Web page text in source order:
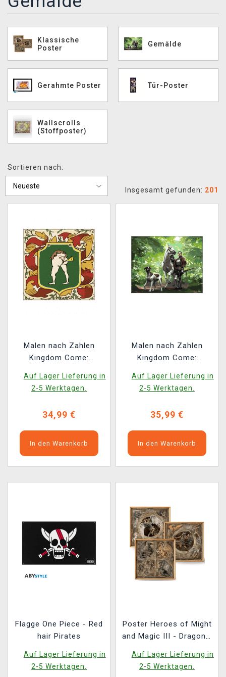
XZONE CLUB
Klassische
Poster
Gemälde
Gerahmte Poster Tür-Poster
Wallscrolls
(Stoffposter)
Sortieren nach:
Insgesamt gefunden: 201
Malen nach Zahlen
Kingdom Come:
Loch (Leinwandbild)
Auf Lager Lieferung in
2-5 Werktagen.
34,99 €
In den Warenkorb
Malen nach Zahlen
Kingdom Come:
und Vořech im Wald
(Leinwandbild)
Auf Lager Lieferung in
2-5 Werktagen.
35,99 €
In den Warenkorb
Flagge One Piece - Red
hair Pirates
Auf Lager Lieferung in
2-5 Werktagen.
Poster Heroes of Might
and Magic III - Dragons,
(3er-Set)
Auf Lager Lieferung in
2-5 Werktagen.